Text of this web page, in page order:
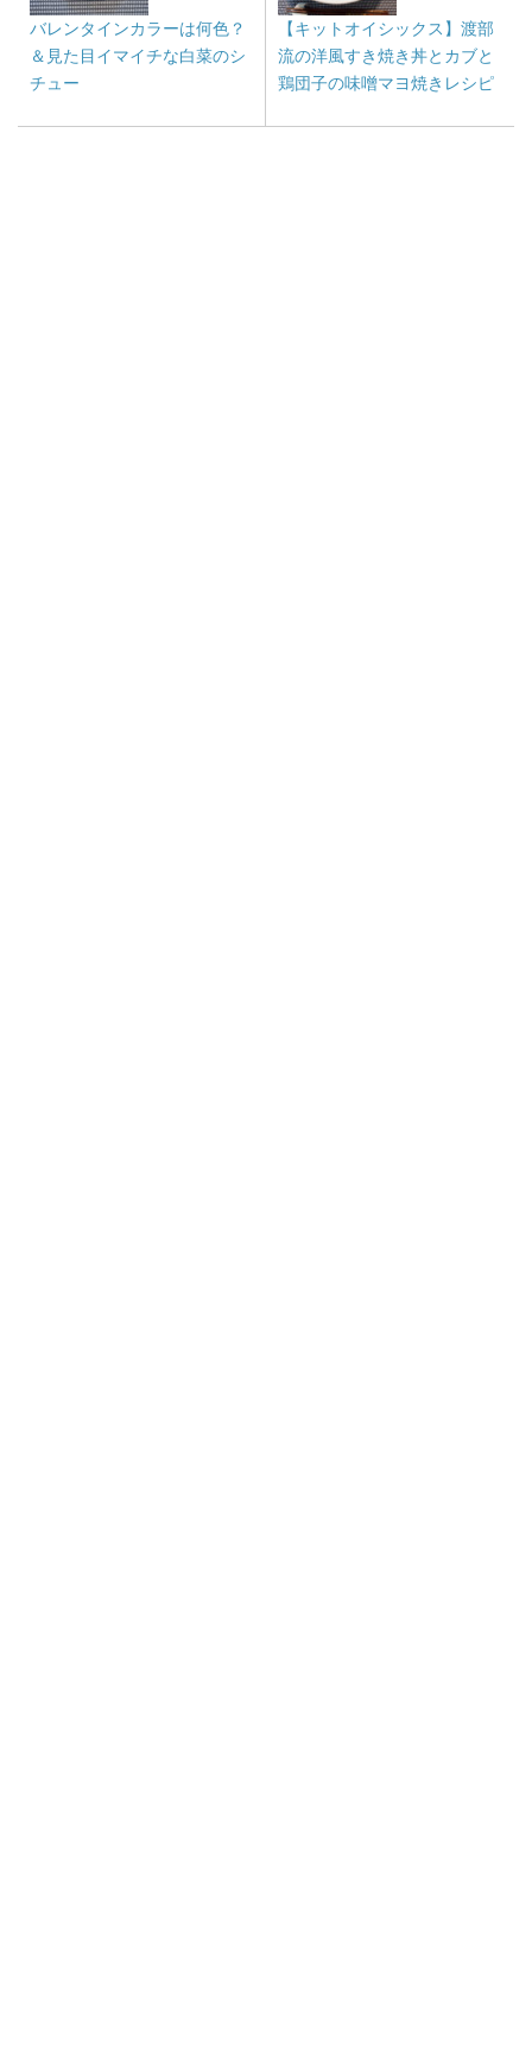
バレンタインカラーは何色？
＆見た目イマイチな白菜のシ
チュー
【キットオイシックス】渡部
流の洋風すき焼き丼とカブと
鶏団子の味噌マヨ焼きレシピ